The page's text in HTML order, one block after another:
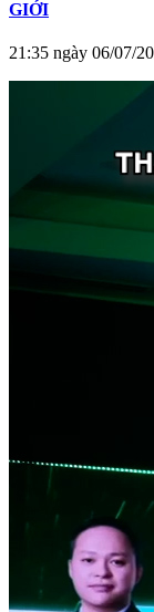
GIỚI
21:35 ngày 06/07/